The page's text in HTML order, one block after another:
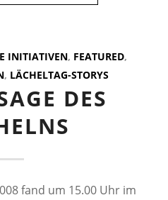
INITIATIVEN, FEATURED,
, LÄCHELTAG-STORYS
DES
fand um 15.00 Uhr im